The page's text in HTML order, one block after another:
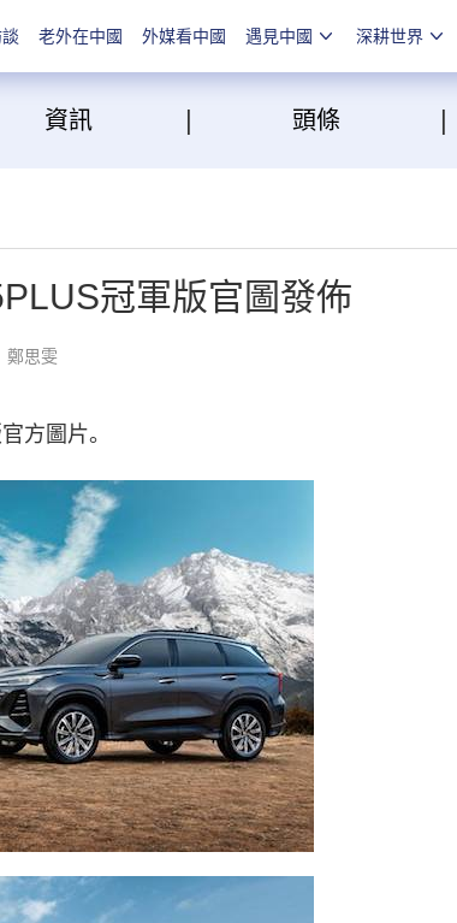
老外在中國 外媒看中國 遇見中國 深耕世界
資訊 | 頭條
冠軍版官圖發佈
鄭思雯
方圖片。